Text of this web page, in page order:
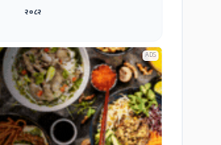
२०८२
ADS